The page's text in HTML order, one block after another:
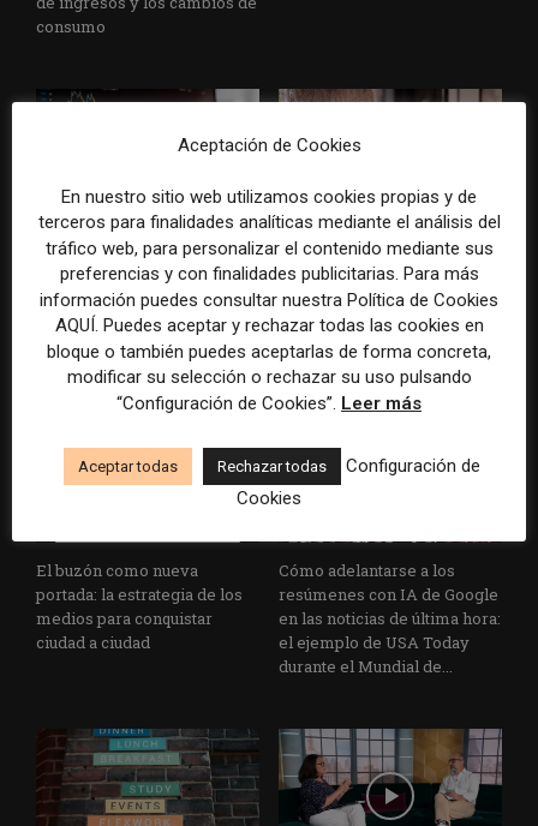
consumo
La bolsa ha borrado hasta el
98% del valor de algunos
grandes grupos de prensa
tradicionales
Los medios tienen audiencia,
pero no siempre comunidad:
cómo activar a los lectores
que siguen las noticias en
silencio
El buzón como nueva
portada: la estrategia de los
medios para conquistar
ciudad a ciudad
Cómo adelantarse a los
resúmenes con IA de Google
en las noticias de última hora:
el ejemplo de USA Today
durante el Mundial de...
Aceptación de Cookies
En nuestro sitio web utilizamos cookies propias y de
terceros para finalidades analíticas mediante el análisis del
tráfico web, para personalizar el contenido mediante sus
preferencias y con finalidades publicitarias. Para más
información puedes consultar nuestra Política de Cookies
AQUÍ. Puedes aceptar y rechazar todas las cookies en
bloque o también puedes aceptarlas de forma concreta,
modificar su selección o rechazar su uso pulsando
“Configuración de Cookies”. Leer más
Aceptar todas Rechazar todas
Configuración de
Cookies